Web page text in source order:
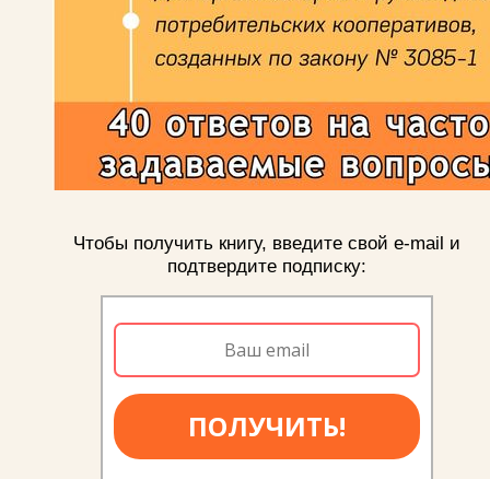
Чтобы получить книгу, введите свой e-mail и
подтвердите подписку:
ПОЛУЧИТЬ!